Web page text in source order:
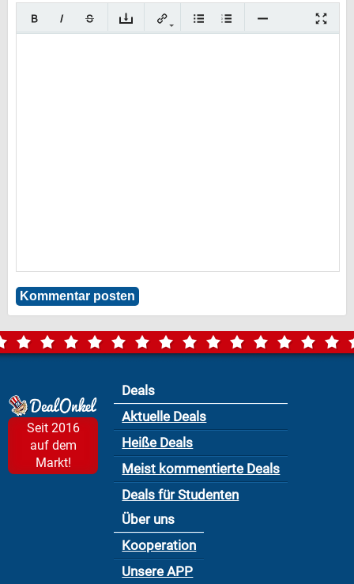
Seit 2016
auf dem
Markt!
Deals
Aktuelle Deals
Heiße Deals
Meist kommentierte Deals
Deals für Studenten
Über uns
Kooperation
Unsere APP